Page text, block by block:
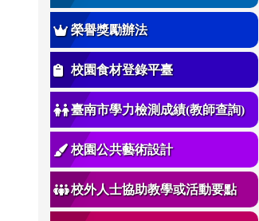
榮譽獎勵辦法
校園食材登錄平臺
臺南市學力檢測成績(教師查詢)
校園公共藝術設計
校外人士協助教學或活動要點